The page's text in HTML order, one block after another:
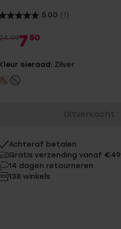
5.00 (1)
7 50
sieraad: Zilver
Uitverkocht
Achteraf betalen
Gratis verzending vanaf €49
14 dagen retourneren
138 winkels